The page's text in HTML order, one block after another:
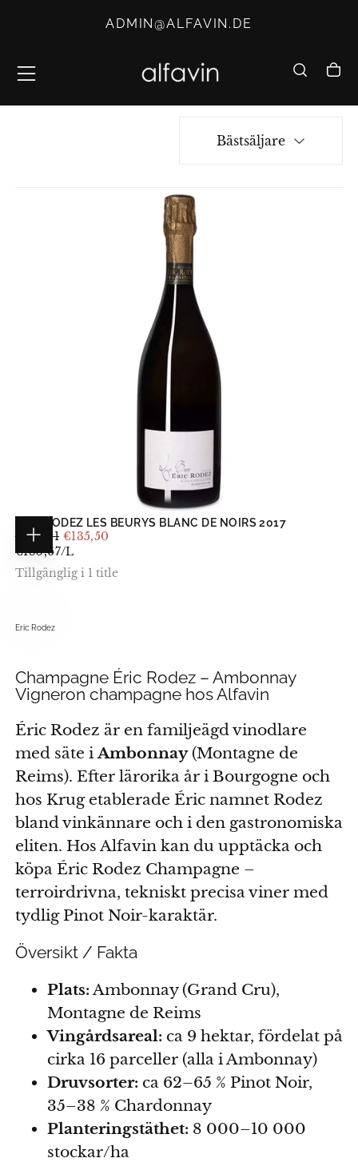
ADMIN@ALFAVIN.DE
Bästsäljare
LÄGG
I
ERIC RODEZ LES BEURYS BLANC DE NOIRS 2017
ORDINARIE
€152,31 MINIMI
PRIS
€135,50
STYCKPRIS
€180,67/L
Tillgänglig i 1 title
Eric Rodez
Champagne Éric Rodez – Ambonnay
Vigneron champagne hos Alfavin
Éric Rodez är en familjeägd vinodlare
med säte i Ambonnay(Montagne de
Reims). Efter lärorika år i Bourgogne och
hos Krug etablerade Éric namnet Rodez
bland vinkännare och i den gastronomiska
eliten. Hos Alfavin kan du upptäcka och
köpa Éric Rodez Champagne –
terroirdrivna, tekniskt precisa viner med
tydlig Pinot Noir-karaktär.
Översikt / Fakta
Plats: Ambonnay (Grand Cru),
Montagne de Reims
Vingårdsareal: ca 9 hektar, fördelat på
cirka 16 parceller (alla i Ambonnay)
Druvsorter: ca 62–65 % Pinot Noir,
35–38 % Chardonnay
Planteringstäthet: 8 000–10 000
stockar/ha